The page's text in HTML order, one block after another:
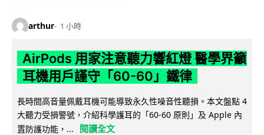
arthur 1 小時
AirPods 用家注意聽力響紅燈 醫學界籲
耳機用戶謹守「60-60」鐵律
長時間高音量佩戴耳機可能導致永久性噪音性聽損。本文盤點 4
大聽力受損警號，介紹科學護耳的「60-60 原則」及 Apple 內
置防護功能，...
閱讀全文